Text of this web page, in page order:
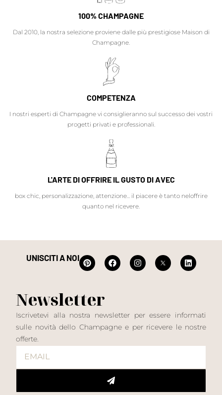
100% CHAMPAGNE
Dal 2010, la nostra selezione proviene dalle più prestigiose Maison di
Champagne.
COMPETENZA
I nostri esperti di Champagne vi consiglieranno sul successo dei vostri
progetti privati e professionali.
L'ARTE DI OFFRIRE IL GUSTO DI AVEC
box chic, personalizzazione, attenzione... il piacere è tanto neloffrire
quanto nel ricevere.
UNISCITI A NOI
Newsletter
Iscrivetevi alla nostra newsletter per essere informati
sulle novità dello Champagne e per ricevere le nostre
offerte.